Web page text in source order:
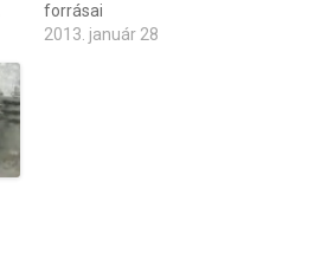
forrásai
2013. január 28